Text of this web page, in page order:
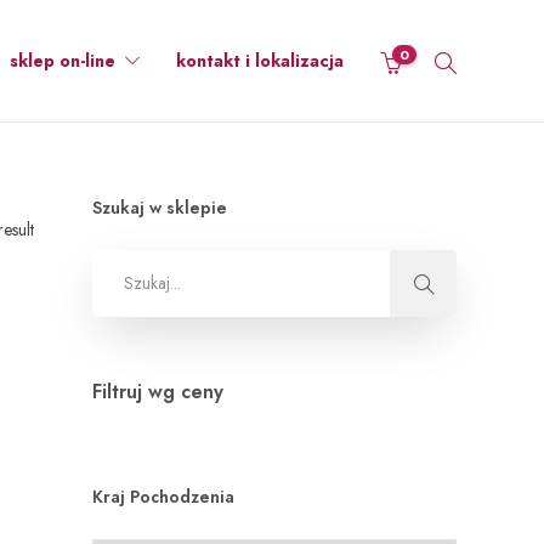
sklep on-line kontakt i lokalizacja 0
Szukaj w sklepie
Filtruj wg ceny
Kraj Pochodzenia